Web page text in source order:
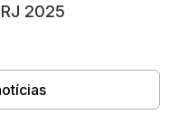
2025